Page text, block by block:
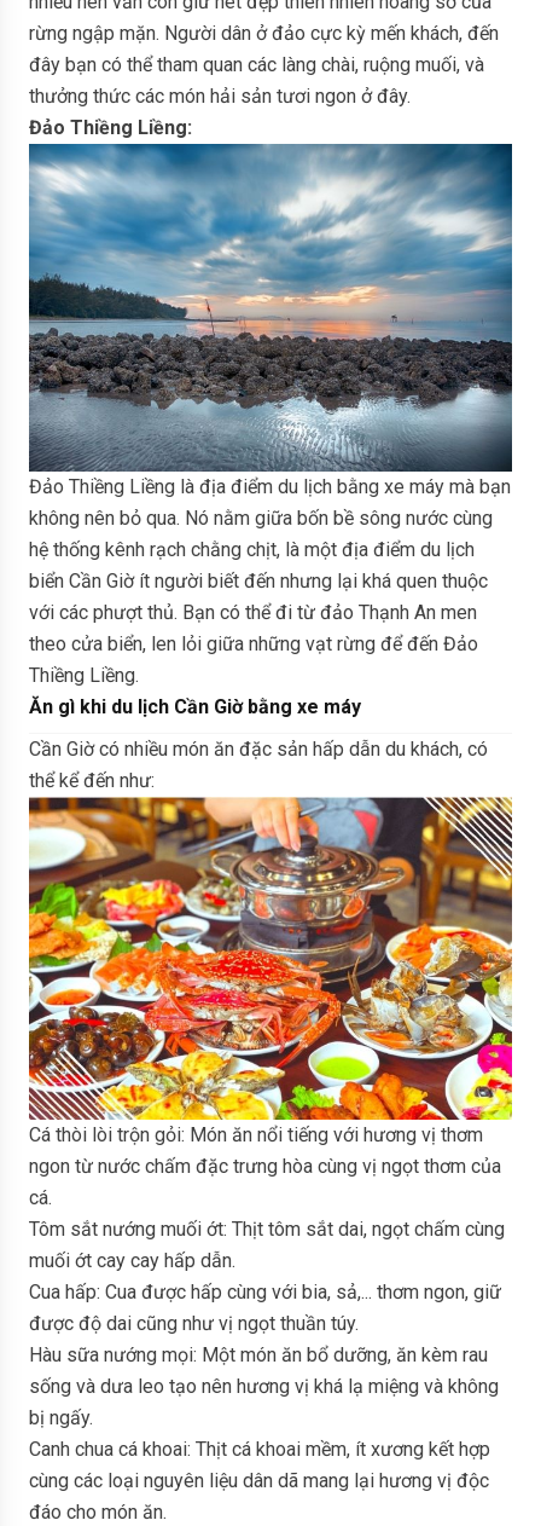
rừng ngập mặn. Người dân ở đảo cực kỳ mến khách, đến
đây bạn có thể tham quan các làng chài, ruộng muối, và
thưởng thức các món hải sản tươi ngon ở đây.
Đảo Thiềng Liềng:
Đảo Thiềng Liềng là địa điểm du lịch bằng xe máy mà bạn
không nên bỏ qua. Nó nằm giữa bốn bề sông nước cùng
hệ thống kênh rạch chằng chịt, là một địa điểm du lịch
biển Cần Giờ ít người biết đến nhưng lại khá quen thuộc
với các phượt thủ. Bạn có thể đi từ đảo Thạnh An men
theo cửa biển, len lỏi giữa những vạt rừng để đến Đảo
Thiềng Liềng.
Ăn gì khi du lịch Cần Giờ bằng xe máy
Cần Giờ có nhiều món ăn đặc sản hấp dẫn du khách, có
thể kể đến như:
Cá thòi lòi trộn gỏi: Món ăn nổi tiếng với hương vị thơm
ngon từ nước chấm đặc trưng hòa cùng vị ngọt thơm của
cá.
Tôm sắt nướng muối ớt: Thịt tôm sắt dai, ngọt chấm cùng
muối ớt cay cay hấp dẫn.
Cua hấp: Cua được hấp cùng với bia, sả,... thơm ngon, giữ
được độ dai cũng như vị ngọt thuần túy.
Hàu sữa nướng mọi: Một món ăn bổ dưỡng, ăn kèm rau
sống và dưa leo tạo nên hương vị khá lạ miệng và không
bị ngấy.
Canh chua cá khoai: Thịt cá khoai mềm, ít xương kết hợp
cùng các loại nguyên liệu dân dã mang lại hương vị độc
đáo cho món ăn.